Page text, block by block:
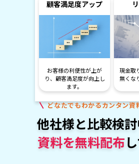
顧客満足度アップ
お客様の利便性が上が
り、 顧客満足度が向上し
ます。
現金取
無くな
どなたでもわかるカンタン資
他社様と比較検
資料を無料配布